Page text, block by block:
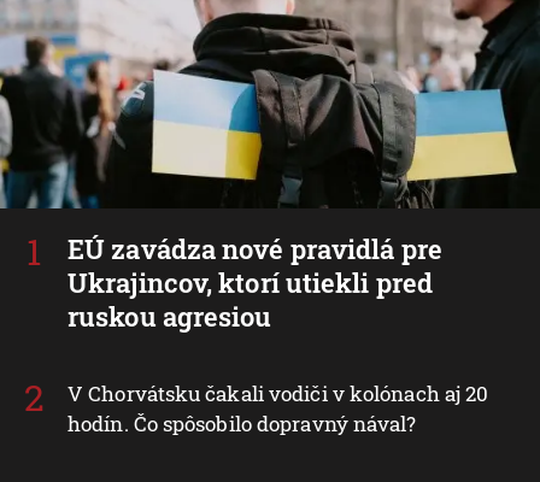
EÚ zavádza nové pravidlá pre
Ukrajincov, ktorí utiekli pred
ruskou agresiou
V Chorvátsku čakali vodiči v kolónach aj 20
hodín. Čo spôsobilo dopravný nával?